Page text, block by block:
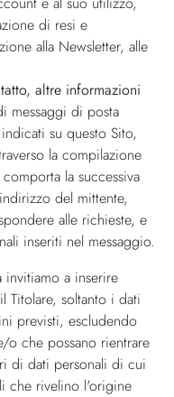
di resi e
alla Newsletter, alle
altre informazioni
messaggi di posta
su questo Sito,
la compilazione
la successiva
del mittente,
alle richieste, e
inseriti nel messaggio.
a inserire
Titolare, soltanto i dati
previsti, escludendo
che possano rientrare
di dati personali di cui
che rivelino l'origine